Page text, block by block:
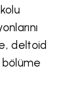
deltoid
bölüme